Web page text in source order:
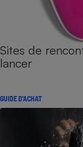
Sites de
lancer
GUIDE D'ACHAT